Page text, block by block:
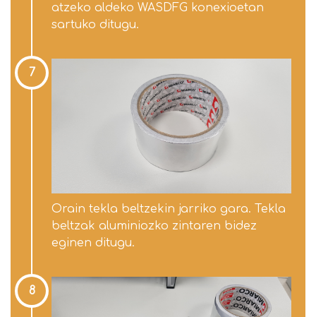
atzeko aldeko WASDFG konexioetan
sartuko ditugu.
7
Orain tekla beltzekin jarriko gara. Tekla
beltzak aluminiozko zintaren bidez
eginen ditugu.
8